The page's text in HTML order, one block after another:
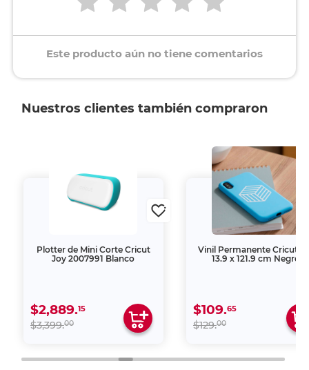
Este producto aún no tiene comentarios
Nuestros clientes también compraron
Plotter de Mini Corte Cricut
Joy 2007991 Blanco
$2,889.15
$3,399.00
Vinil Permanente Cricut
13.9 x 121.9 cm Negro
$109.65
$129.00